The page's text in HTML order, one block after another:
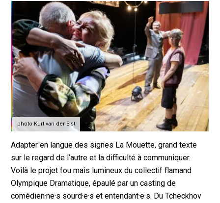
photo Kurt van der Elst
Adapter en langue des signes La Mouette, grand texte
sur le regard de l’autre et la difficulté à communiquer.
Voilà le projet fou mais lumineux du collectif flamand
Olympique Dramatique, épaulé par un casting de
comédien·ne·s sourd·e·s et entendant·e·s. Du Tcheckhov